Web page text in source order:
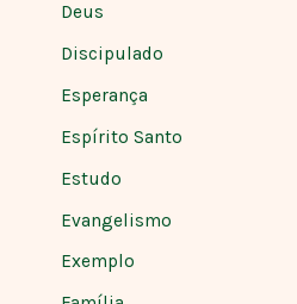
Deus
Discipulado
Esperança
Espírito Santo
Estudo
Evangelismo
Exemplo